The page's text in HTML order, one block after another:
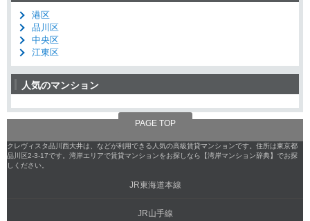
港区
品川区
中央区
江東区
人気のマンション
PAGE TOP
クレヴィスタ品川西大井は、などが利用できる人気の高級賃貸マンションです。住所は東京都
品川区2-3-17です。湾岸エリアで賃貸マンションをお探しなら【湾岸マンション辞典】でお探
しください。
JR東海道本線
JR山手線